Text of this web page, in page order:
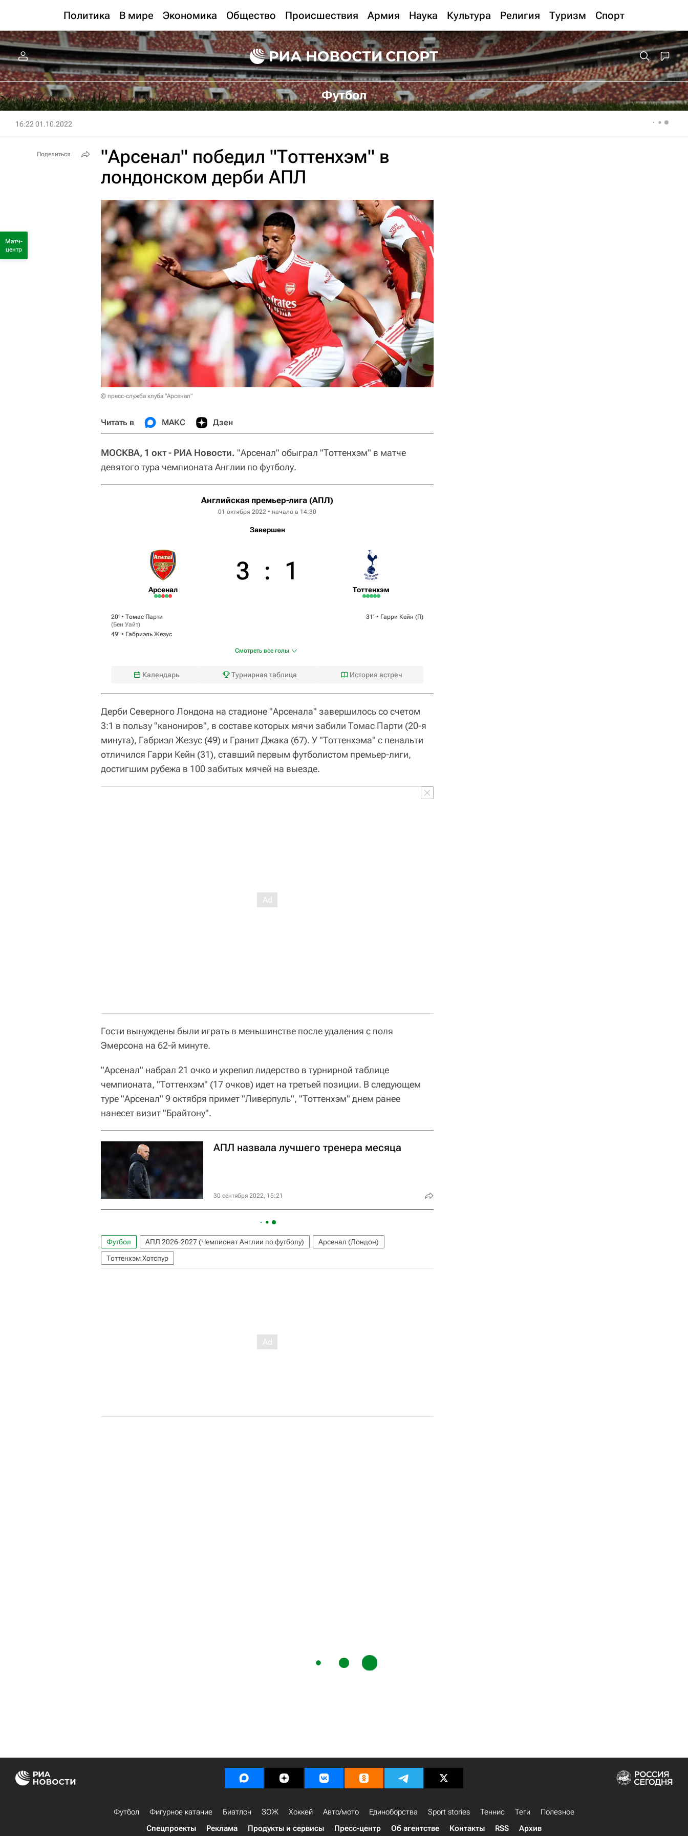
Политика В мире Экономика Общество Происшествия Армия Наука Культура Религия Туризм Спорт
Футбол
16:22 01.10.2022
"Арсенал" победил "Тоттенхэм" в
лондонском дерби АПЛ
© пресс-служба клуба "Арсенал"
Читать в МАКС Дзен
МОСКВА, 1 окт - РИА Новости. "Арсенал" обыграл "Тоттенхэм" в матче
девятого тура чемпионата Англии по футболу.
Английская премьер-лига (АПЛ)
01 октября 2022 • начало в 14:30
Завершен
Арсенал
3 : 1
Тоттенхэм
20‎’‎ • Томас Парти
(Бен Уайт)
49‎’‎ • Габриэль Жезус
31‎’‎ • Гарри Кейн (П)
Смотреть все голы
Календарь Турнирная таблица История встреч
Дерби Северного Лондона на стадионе "Арсенала" завершилось со счетом
3:1 в пользу "канониров", в составе которых мячи забили Томас Парти (20-я
минута), Габриэл Жезус (49) и Гранит Джака (67). У "Тоттенхэма" с пенальти
отличился Гарри Кейн (31), ставший первым футболистом премьер-лиги,
достигшим рубежа в 100 забитых мячей на выезде.
Гости вынуждены были играть в меньшинстве после удаления с поля
Эмерсона на 62-й минуте.
"Арсенал" набрал 21 очко и укрепил лидерство в турнирной таблице
чемпионата, "Тоттенхэм" (17 очков) идет на третьей позиции. В следующем
туре "Арсенал" 9 октября примет "Ливерпуль", "Тоттенхэм" днем ранее
нанесет визит "Брайтону".
АПЛ назвала лучшего тренера месяца
30 сентября 2022, 15:21
Футбол АПЛ 2026-2027 (Чемпионат Англии по футболу)
Арсенал (Лондон)
Тоттенхэм Хотспур
Поделиться
Матч-
центр
Футбол Фигурное катание Биатлон ЗОЖ Хоккей Авто/мото Единоборства Sport stories Теннис Теги
Полезное
Спецпроекты
Реклама Продукты и сервисы Пресс-центр Об агентстве Контакты RSS Архив